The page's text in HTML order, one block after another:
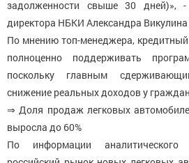
задолженности свыше 30 дней)», -
директора НБКИ Александра
По мнению топ-менеджера,
полноценно поддерживать
поскольку главным
снижение реальных доходов у
⇒ Доля продаж легковых
выросла до 60%
По информации аналитического